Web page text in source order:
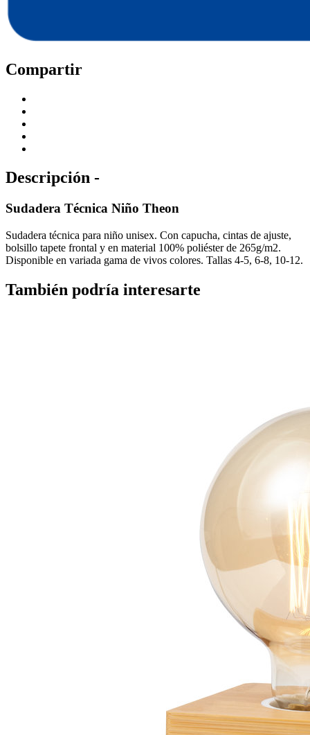
Compartir
Descripción -
Sudadera Técnica Niño Theon
Sudadera técnica para niño unisex. Con capucha, cintas de ajuste,
bolsillo tapete frontal y en material 100% poliéster de 265g/m2.
Disponible en variada gama de vivos colores. Tallas 4-5, 6-8, 10-12.
También podría interesarte